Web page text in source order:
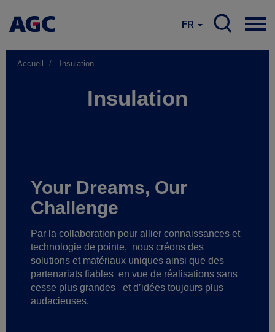
FR
Accueil Insulation
Insulation
Your Dreams, Our
Challenge
Par la collaboration pour allier connaissances et
technologie de pointe, nous créons des
solutions et matériaux uniques ainsi que des
partenariats fiables en vue de réalisations sans
cesse plus grandes
et d’idées toujours plus
audacieuses.